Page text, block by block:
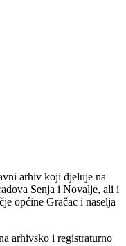
arhiv koji djeluje na
Senja i Novalje, ali i
općine Gračac i naselja
arhivsko i registraturno